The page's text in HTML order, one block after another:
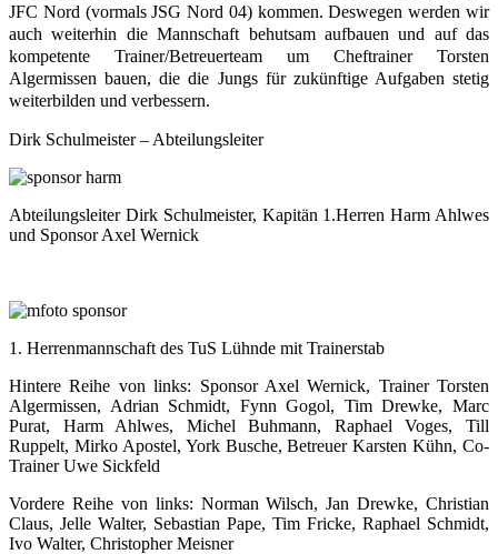
JFC Nord (vormals JSG Nord 04) kommen. Deswegen werden wir
auch weiterhin die Mannschaft behutsam aufbauen und auf das
kompetente Trainer/Betreuerteam um Cheftrainer Torsten
Algermissen bauen, die die Jungs für zukünftige Aufgaben stetig
weiterbilden und verbessern.
Dirk Schulmeister – Abteilungsleiter
Abteilungsleiter Dirk Schulmeister, Kapitän 1.Herren Harm Ahlwes
und Sponsor Axel Wernick
1. Herrenmannschaft des TuS Lühnde mit Trainerstab
Hintere Reihe von links: Sponsor Axel Wernick, Trainer Torsten
Algermissen, Adrian Schmidt, Fynn Gogol, Tim Drewke, Marc
Purat, Harm Ahlwes, Michel Buhmann, Raphael Voges, Till
Ruppelt, Mirko Apostel, York Busche, Betreuer Karsten Kühn, Co-
Trainer Uwe Sickfeld
Vordere Reihe von links: Norman Wilsch, Jan Drewke, Christian
Claus, Jelle Walter, Sebastian Pape, Tim Fricke, Raphael Schmidt,
Ivo Walter, Christopher Meisner